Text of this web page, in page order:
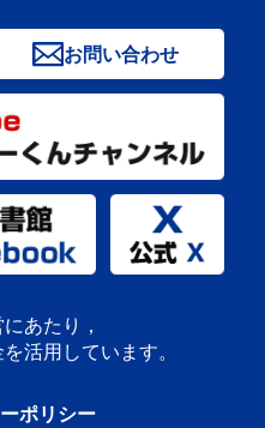
お問い合わせ
あたり，
活用しています。
ポリシー